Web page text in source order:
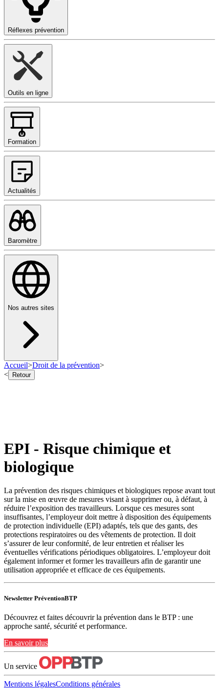
Réflexes prévention
Outils en ligne
Formation
Actualités
Baromètre
Nos autres sites
Accueil>Droit de la prévention>
<
Retour
EPI - Risque chimique et
biologique
La prévention des risques chimiques et biologiques repose avant tout
sur la mise en œuvre de mesures visant à supprimer ou, à défaut, à
réduire l’exposition des travailleurs. Lorsque ces mesures sont
insuffisantes, l’employeur doit mettre à disposition des équipements
de protection individuelle (EPI) adaptés, tels que des gants, des
protections respiratoires ou des vêtements de protection. Il doit
s’assurer de leur conformité, de leur entretien et réaliser les
éventuelles vérifications périodiques obligatoires. L’employeur doit
également informer et former les travailleurs afin de garantir une
utilisation appropriée et efficace de ces équipements.
Newsletter PréventionBTP
Découvrez et faites découvrir la prévention dans le BTP : une
approche santé, sécurité et performance.
En savoir plus
Un service
Mentions légalesConditions générales